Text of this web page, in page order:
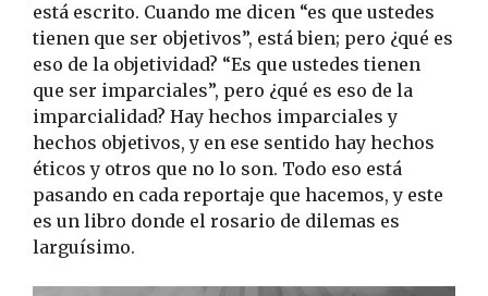
está escrito. Cuando me dicen “es que ustedes
tienen que ser objetivos”, está bien; pero ¿qué es
eso de la objetividad? “Es que ustedes tienen
que ser imparciales”, pero ¿qué es eso de la
imparcialidad? Hay hechos imparciales y
hechos objetivos, y en ese sentido hay hechos
éticos y otros que no lo son. Todo eso está
pasando en cada reportaje que hacemos, y este
es un libro donde el rosario de dilemas es
larguísimo.